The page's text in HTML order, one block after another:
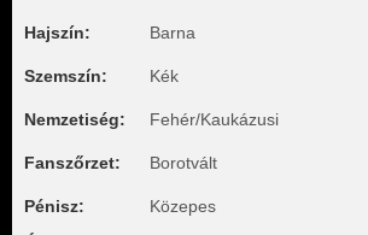
Hajszín: Barna
Szemszín: Kék
Nemzetiség: Fehér/Kaukázusi
Fanszőrzet: Borotvált
Pénisz: Közepes